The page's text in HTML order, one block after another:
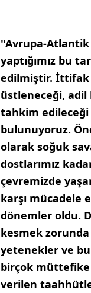
"Avrupa-Atlantik
yaptığımız bu
edilmiştir. İttifak
üstleneceği,
tahkim edileceği
bulunuyoruz.
olarak soğuk
dostlarımız
çevremizde
karşı mücadele
dönemler oldu.
kesmek
yetenekler ve
birçok müttefike
verilen